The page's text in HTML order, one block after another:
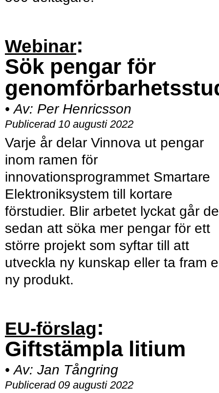
Webinar:
Sök pengar för
• Av: Per Henricsson
Publicerad 10 augusti 2022
Varje år delar Vinnova ut pengar
inom ramen för
innovationsprogrammet Smartare
Elektroniksystem till kortare
förstudier. Blir arbetet lyckat går
sedan att söka mer pengar för ett
större projekt som syftar till att
utveckla ny kunskap eller ta fram
ny produkt.
EU-förslag:
Giftstämpla litium
• Av: Jan Tångring
Publicerad 09 augusti 2022